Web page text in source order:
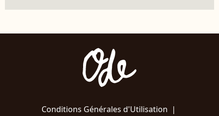
Conditions Générales d'Utilisation |